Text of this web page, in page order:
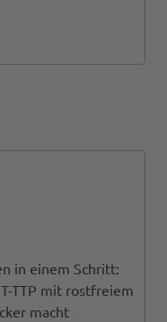
in einem Schritt:
TTP mit rostfreiem
macht